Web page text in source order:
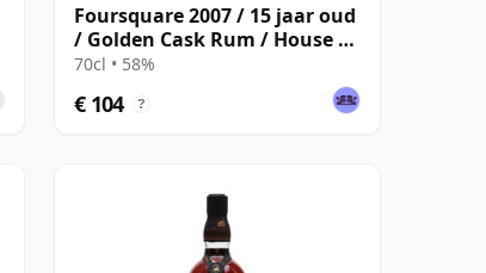
Foursquare 2007 / 15 jaar oud
/ Golden Cask Rum / House of
Macduff
70cl • 58%
€ 104 ?